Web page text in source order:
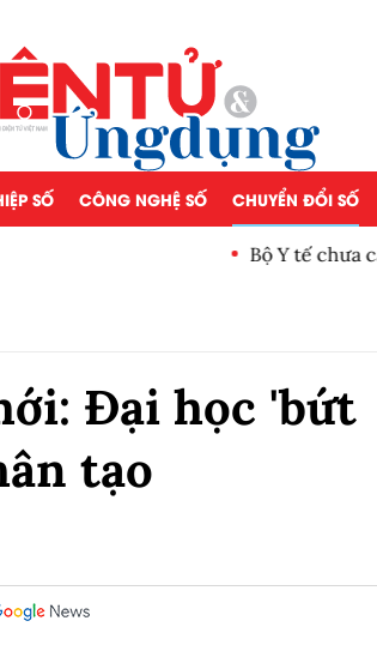
SỐ CÔNG NGHỆ SỐ CHUYỂN ĐỔI SỐ
Bộ Y tế chưa cấp phép
Đại học 'bứt
tạo